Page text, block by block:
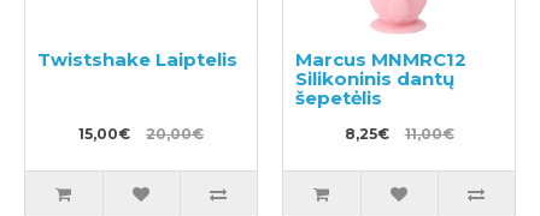
Twistshake Laiptelis
15,00€ 20,00€
Marcus MNMRC12
Silikoninis dantų
šepetėlis
8,25€ 11,00€